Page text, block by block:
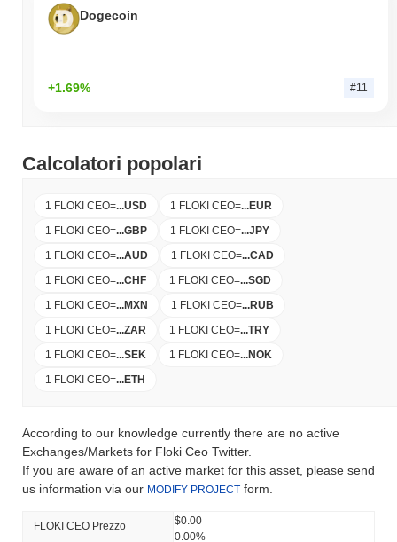
Dogecoin
+1.69% #11
Calcolatori popolari
1 FLOKI CEO=...USD 1 FLOKI CEO=...EUR
1 FLOKI CEO=...GBP 1 FLOKI CEO=...JPY
1 FLOKI CEO=...AUD 1 FLOKI CEO=...CAD
1 FLOKI CEO=...CHF 1 FLOKI CEO=...SGD
1 FLOKI CEO=...MXN 1 FLOKI CEO=...RUB
1 FLOKI CEO=...ZAR 1 FLOKI CEO=...TRY
1 FLOKI CEO=...SEK 1 FLOKI CEO=...NOK
1 FLOKI CEO=...ETH
According to our knowledge currently there are no active
Exchanges/Markets for Floki Ceo Twitter.
If you are aware of an active market for this asset, please send
us information via our MODIFY PROJECT form.
FLOKI CEO Prezzo
$0.00
0.00%